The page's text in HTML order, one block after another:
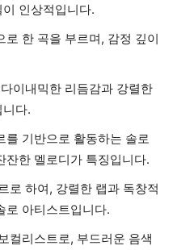
인상적입니다.
로 한 곡을 부르며, 감정 깊이
이내믹한 리듬감과 강렬한
다.
를 기반으로 활동하는 솔로
잔한 멜로디가 특징입니다.
로 하여, 강렬한 랩과 독창적
로 아티스트입니다.
컬리스트로, 부드러운 음색